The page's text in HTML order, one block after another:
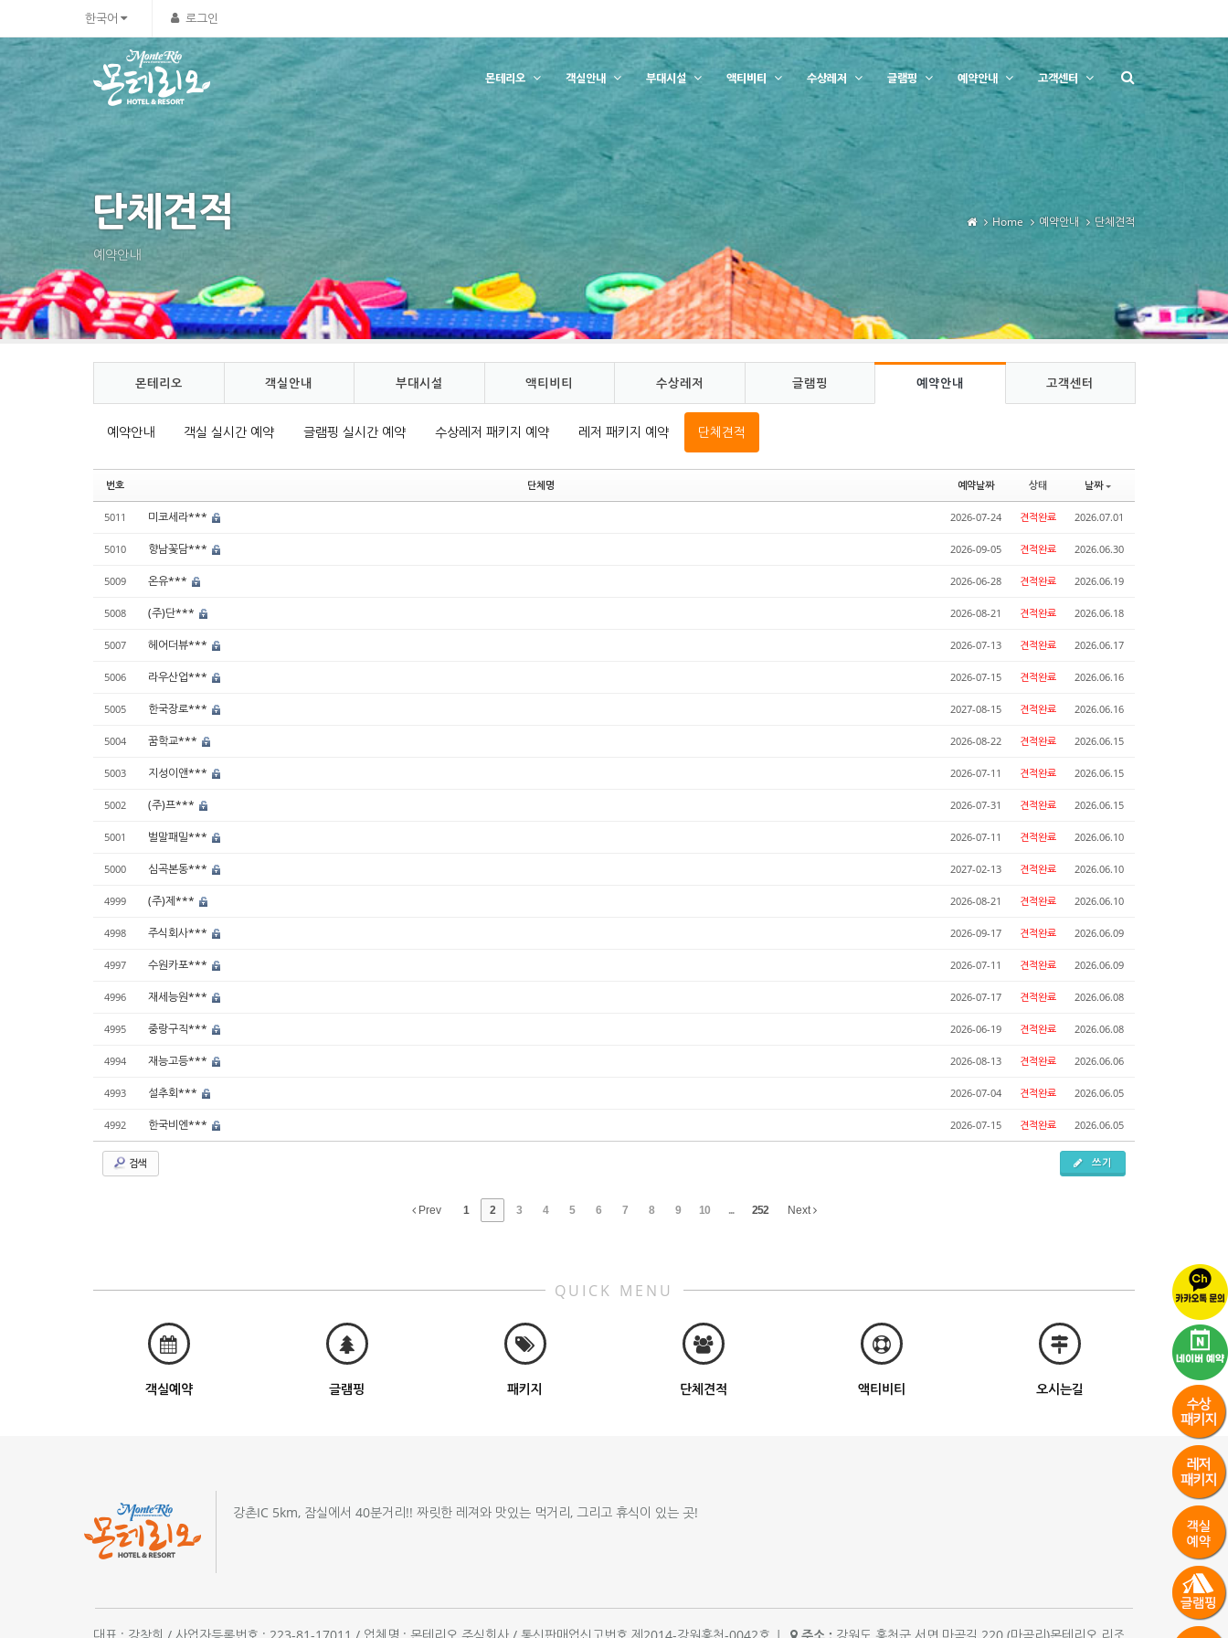
한국어 로그인
몬테리오 객실안내 부대시설 액티비티 수상레저 글램핑 예약안내 고객센터
단체견적
예약안내
Home 예약안내 단체견적
몬테리오 객실안내 부대시설 액티비티 수상레저 글램핑 예약안내 고객센터
예약안내 객실 실시간 예약 글램핑 실시간 예약 수상레저 패키지 예약 레저 패키지 예약 단체견적
번호 단체명 예약날짜 상태 날짜
5011 미코세라*** 2026-07-24 견적완료 2026.07.01
5010 향남꽃담*** 2026-09-05 견적완료 2026.06.30
5009 온유*** 2026-06-28 견적완료 2026.06.19
5008 (주)단*** 2026-08-21 견적완료 2026.06.18
5007 헤어더뷰*** 2026-07-13 견적완료 2026.06.17
5006 라우산업*** 2026-07-15 견적완료 2026.06.16
5005 한국장로*** 2027-08-15 견적완료 2026.06.16
5004 꿈학교*** 2026-08-22 견적완료 2026.06.15
5003 지성이앤*** 2026-07-11 견적완료 2026.06.15
5002 (주)프*** 2026-07-31 견적완료 2026.06.15
5001 벌말패밀*** 2026-07-11 견적완료 2026.06.10
5000 심곡본동*** 2027-02-13 견적완료 2026.06.10
4999 (주)제*** 2026-08-21 견적완료 2026.06.10
4998 주식회사*** 2026-09-17 견적완료 2026.06.09
4997 수원카포*** 2026-07-11 견적완료 2026.06.09
4996 재세능원*** 2026-07-17 견적완료 2026.06.08
4995 중랑구직*** 2026-06-19 견적완료 2026.06.08
4994 재능고등*** 2026-08-13 견적완료 2026.06.06
4993 설추회*** 2026-07-04 견적완료 2026.06.05
4992 한국비엔*** 2026-07-15 견적완료 2026.06.05
검색 쓰기
Prev 1 2 3 4 5 6 7 8 9 10 ... 252 Next
QUICK MENU
객실예약 글램핑 패키지 단체견적 액티비티 오시는길
강촌IC 5km, 잠실에서 40분거리!! 짜릿한 레져와 맛있는 먹거리, 그리고 휴식이 있는 곳!
Sketchbook5, 스케치북5